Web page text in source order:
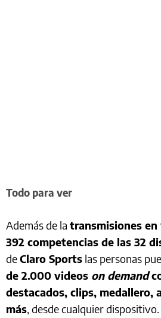
Todo para ver
Además de la transmisiones
392 competencias de las 32
deClaro Sports las personas
de 2.000 videos on demand
destacados, clips, medallero,
más, desde cualquier dispositivo.